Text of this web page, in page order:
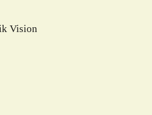
Vision